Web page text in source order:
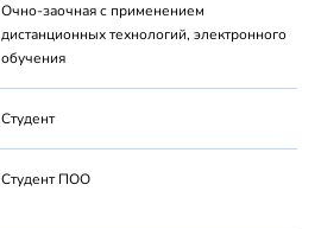
Очно-заочная с применением
дистанционных технологий, электронного
обучения
Студент
Студент ПОО